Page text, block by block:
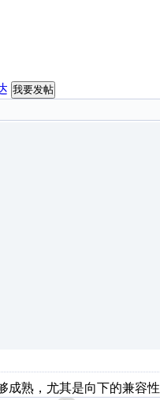
我要发帖
成熟，尤其是向下的兼容